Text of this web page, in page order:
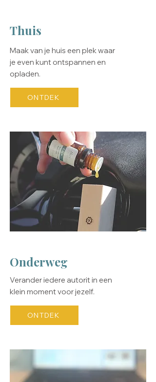
Thuis
​Maak van je huis een plek waar
je even kunt ontspannen en
opladen.
ONTDEK
Onderweg
Verander iedere autorit in een
klein moment voor jezelf.
ONTDEK